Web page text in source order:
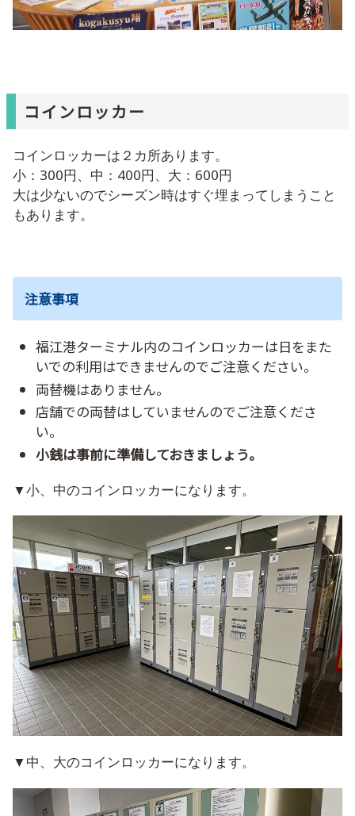
コインロッカー
コインロッカーは２カ所あります。
小：300円、中：400円、大：600円
大は少ないのでシーズン時はすぐ埋まってしまうこと
もあります。
注意事項
福江港ターミナル内のコインロッカーは日をまた
いでの利用はできませんのでご注意ください。
両替機はありません。
店舗での両替はしていませんのでご注意くださ
い。
小銭は事前に準備しておきましょう。
▼小、中のコインロッカーになります。
▼中、大のコインロッカーになります。